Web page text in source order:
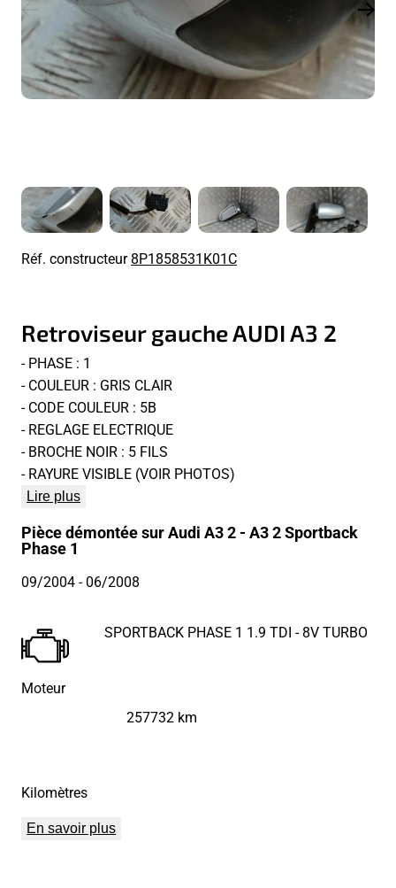
Réf. constructeur8P1858531K01C
Retroviseur gauche AUDI A3 2
- PHASE : 1
- COULEUR : GRIS CLAIR
- CODE COULEUR : 5B
- REGLAGE ELECTRIQUE
- BROCHE NOIR : 5 FILS
- RAYURE VISIBLE (VOIR PHOTOS)
Lire plus
Pièce démontée sur Audi A3 2 - A3 2 Sportback
Phase 1
09/2004- 06/2008
Moteur
SPORTBACK PHASE 1 1.9 TDI - 8V TURBO
Kilomètres
257732 km
En savoir plus